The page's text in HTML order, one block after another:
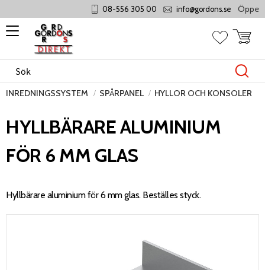
Meny
08-556 305 00 info@gordons.se Öppet
Favoriter
INREDNINGSSYSTEM SPÅRPANEL HYLLOR OCH KONSOLER
HYLLBÄRARE ALUMINIUM
FÖR 6 MM GLAS
Hyllbärare aluminium för 6 mm glas. Beställes styck.